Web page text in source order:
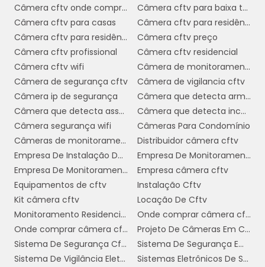
Amanutenção dos equipamentos
também é um ponto positivo. No comodato,
a responsabilidade pela manutenção e
reparos fica a cargo da empresa fornecedora,
o que elimina preocupações e custos
adicionais para o condomínio. Isso assegura
que os sistemas de segurança estejam
sempre operando em perfeitas condições,
aumentando a proteção dos moradores.
Além disso, o comodato proporciona
flexibilidade contratual. Os condomínios
podem ajustar os termos do contrato
conforme suas necessidades específicas,
garantindo que os serviços prestados sejam
os mais adequados para a sua realidade. Essa
flexibilidade também facilita a adaptação a
novas demandas ou mudanças no cenário de
Câmera cftv onde comprar
Câmera cftv para baixa temperatura
Câmera cftv para casas
Câmera cftv para residência
Câmera cftv para residência preço
Câmera cftv preço
Câmera cftv profissional
Câmera cftv residencial
Câmera cftv wifi
Câmera de monitoramento cftv
Câmera de segurança cftv
Câmera de vigilancia cftv
Câmera ip de segurança
Câmera que detecta armas
Câmera que detecta assalto
Câmera que detecta incêndio
Câmera segurança wifi
Câmeras Para Condomínio
Câmeras de monitoramento wifi
Distribuidor câmera cftv
Empresa De Instalação De Cftv
Empresa De Monitoramento De Câmeras
Empresa De Monitoramento Residencial
Empresa câmera cftv
Equipamentos de cftv
Instalação Cftv
Kit câmera cftv
Locação De Cftv
Monitoramento Residencial Preço
Onde comprar câmera cftv
Onde comprar câmera cftv residencial
Projeto De Câmeras Em Condomínio
Sistema De Segurança Cftv Digital
Sistema De Segurança Empresarial
Sistema De Vigilância Eletrônica
Sistemas Eletrônicos De Segurança